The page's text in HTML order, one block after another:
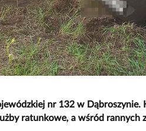
nr 132 w Dąbroszynie.
ratunkowe, a wśród rannych